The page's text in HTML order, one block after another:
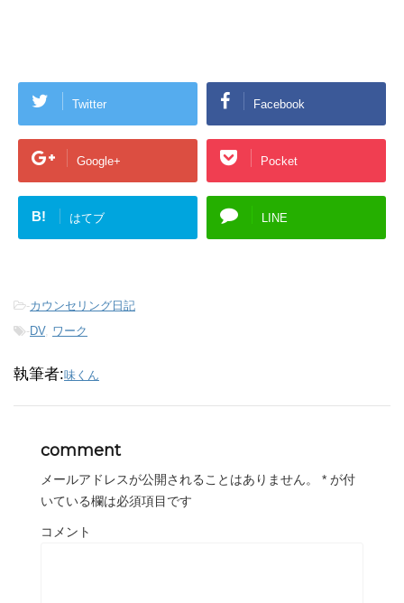
Twitter Facebook
Google+ Pocket
B! はてブ LINE
-カウンセリング日記
-DV, ワーク
執筆者:味くん
comment
メールアドレスが公開されることはありません。 * が付
いている欄は必須項目です
コメント